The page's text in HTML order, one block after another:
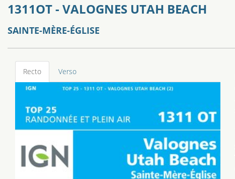
1311OT - VALOGNES UTAH BEACH
SAINTE-MÈRE-ÉGLISE
Recto Verso